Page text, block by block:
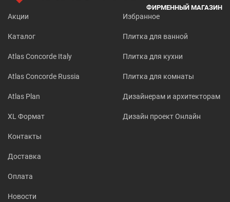
ФИРМЕННЫЙ МАГАЗИН
Акции
Каталог
Atlas Concorde Italy
Atlas Concorde Russia
Atlas Plan
XL Формат
Избранное
Плитка для ванной
Плитка для кухни
Плитка для комнаты
Дизайнерам и архитекторам
Дизайн проект Онлайн
Контакты
Доставка
Оплата
Новости